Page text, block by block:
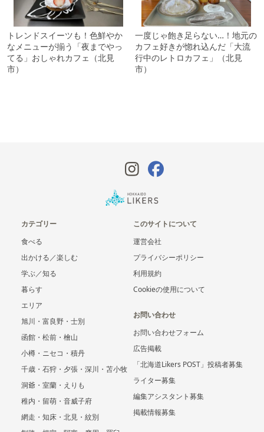
トレンドスイーツも！色鮮やか
なメニューが揃う「夜までやっ
てる」おしゃれカフェ（北見
市）
一度じゃ飽き足らない…！地元の
カフェ好きが惚れ込んだ「大流
行中のレトロカフェ」（北見
市）
カテゴリー
食べる
出かける／楽しむ
学ぶ／知る
暮らす
エリア
旭川・富良野・士別
函館・松前・檜山
小樽・ニセコ・積丹
千歳・石狩・夕張・深川・苫小牧
洞爺・室蘭・えりも
稚内・留萌・音威子府
網走・知床・北見・紋別
このサイトについて
運営会社
プライバシーポリシー
利用規約
Cookieの使用について
お問い合わせ
お問い合わせフォーム
広告掲載
「北海道Likers POST」投稿者募集
ライター募集
編集アシスタント募集
掲載情報募集